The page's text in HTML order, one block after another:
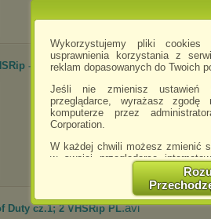
Wykorzystujemy pliki
usprawnienia korzystania z
reklam dopasowanych do Twoich
Jeśli nie zmienisz ustawień
przeglądarce, wyrażasz
komputerze przez
Corporation.
W każdej chwili możesz zmienić
w swojej przeglądarce
http://
Jednocześnie informujemy że
spowodować ograniczenie
- Lektor Jan Suzin.avi
Duty cz.1; 2 VHSRip PL.avi